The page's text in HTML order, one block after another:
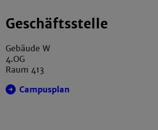
Geschäftsstelle
Gebäude W
4.OG
Raum 413
Campusplan